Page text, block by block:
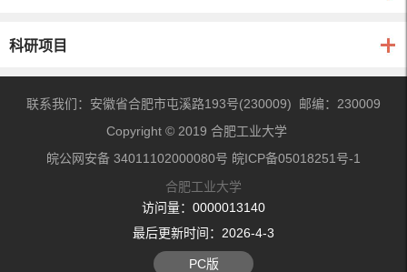
科研项目
联系我们：安徽省合肥市屯溪路193号(230009) 邮编：230009
Copyright © 2019 合肥工业大学
皖公网安备 34011102000080号 皖ICP备05018251号-1
合肥工业大学
访问量： 0000013140
最后更新时间： 2026-4-3
PC版